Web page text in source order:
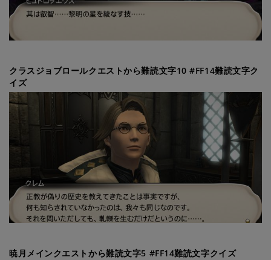
クラスジョブロールクエストから難読文字10 #FF14難読文字ク
イズ
暁月メインクエストから難読文字5 #FF14難読文字クイズ